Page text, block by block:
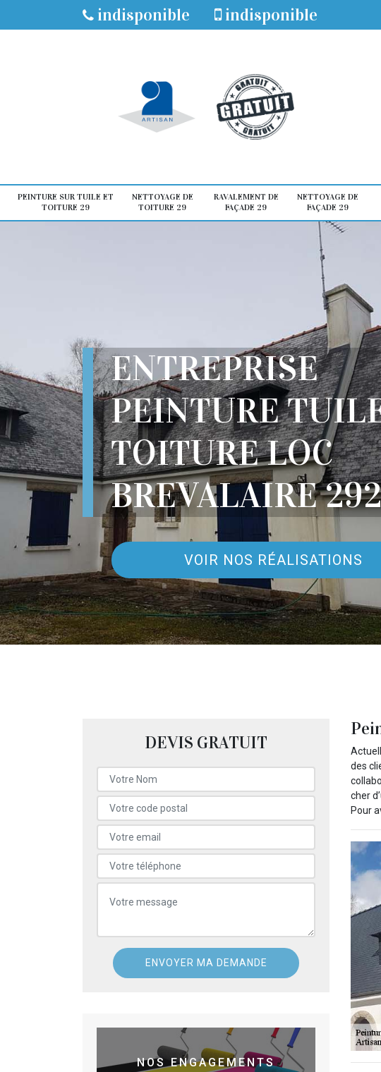
indisponible indisponible
PEINTURE SUR TUILE ET
TOITURE 29
NETTOYAGE DE
TOITURE 29
RAVALEMENT DE
FAÇADE 29
NETTOYAGE DE
FAÇADE 29
ENTREPRISE
PEINTURE
TOITURE LOC
BREVALAIRE
VOIR NOS RÉALISATIONS
DEVIS GRATUIT
NOS ENGAGEMENTS
des
cher
Pour